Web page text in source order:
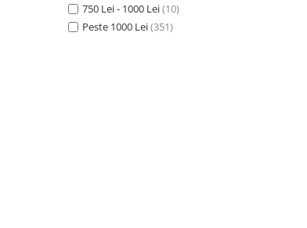
750 Lei - 1000 Lei(10)
Peste 1000 Lei(351)